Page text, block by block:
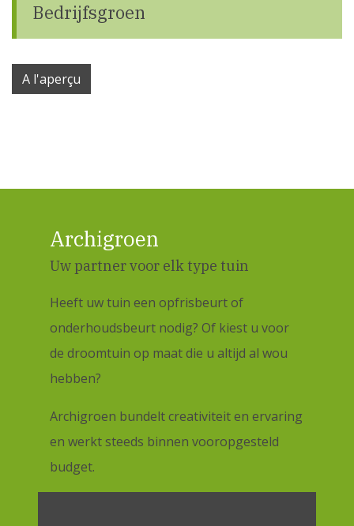
Bedrijfsgroen
A l'aperçu
Archigroen
Uw partner voor elk type tuin
Heeft uw tuin een opfrisbeurt of
onderhoudsbeurt nodig? Of kiest u voor
de droomtuin op maat die u altijd al wou
hebben?
Archigroen bundelt creativiteit en ervaring
en werkt steeds binnen vooropgesteld
budget.